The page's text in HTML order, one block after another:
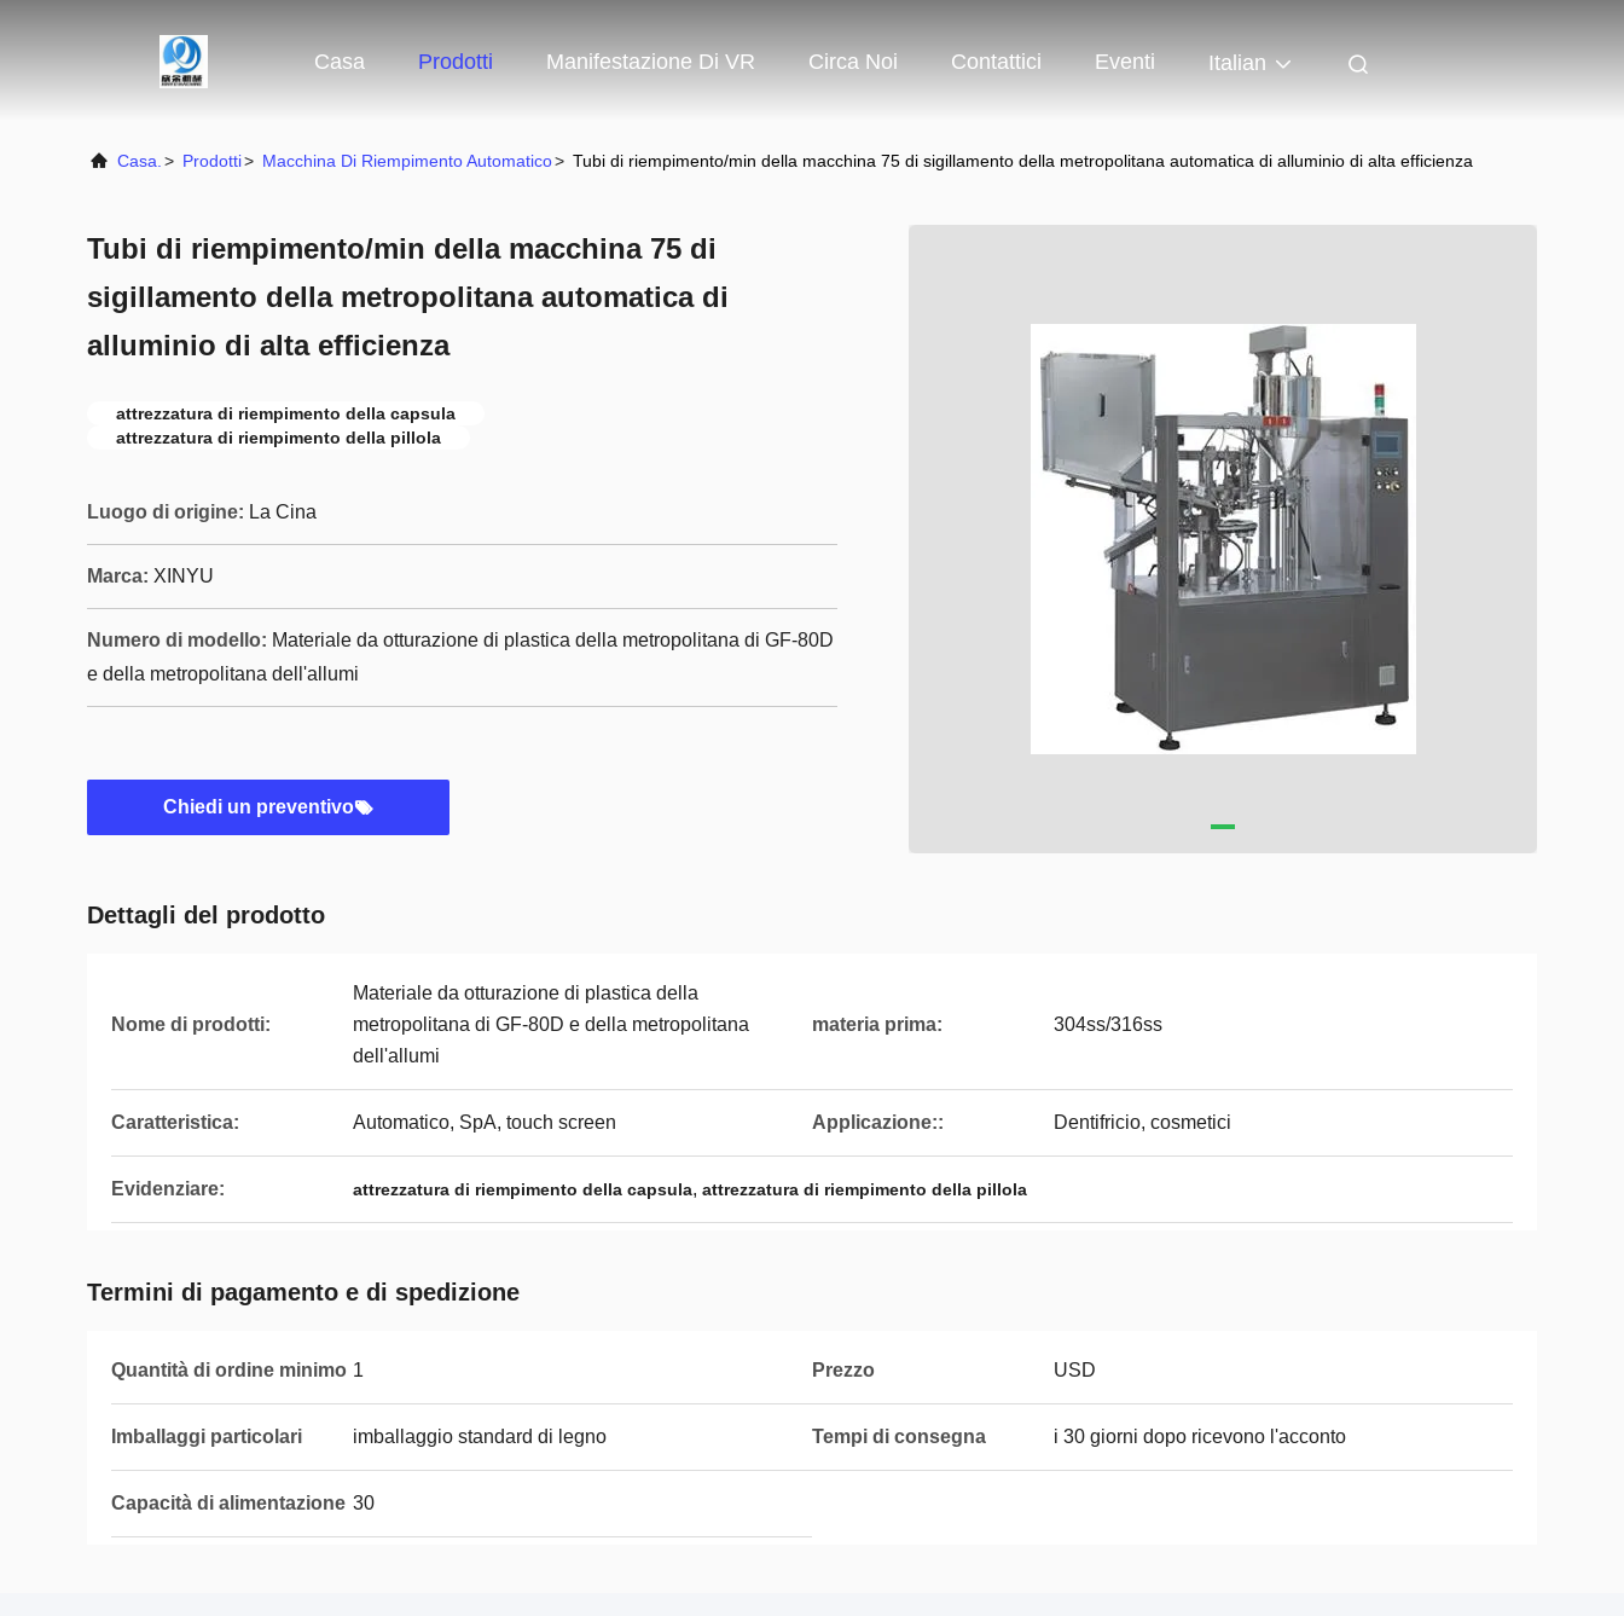
Casa Prodotti Manifestazione Di VR Circa Noi Contattici Eventi Italian
Casa. > Prodotti> Macchina Di Riempimento Automatico> Tubi di riempimento/min della macchina 75 di sigillamento della metropolitana automatica di alluminio di alta efficienza
Tubi di riempimento/min della macchina 75 di
sigillamento della metropolitana automatica di
alluminio di alta efficienza
attrezzatura di riempimento della capsula
attrezzatura di riempimento della pillola
Luogo di origine: La Cina
Marca: XINYU
Numero di modello: Materiale da otturazione di plastica della metropolitana di GF-80D
e della metropolitana dell'allumi
Chiedi un preventivo
Dettagli del prodotto
Nome di prodotti:
Materiale da otturazione di plastica della
metropolitana di GF-80D e della metropolitana
dell'allumi
materia prima: 304ss/316ss
Caratteristica: Automatico, SpA, touch screen Applicazione:: Dentifricio, cosmetici
Evidenziare: attrezzatura di riempimento della capsula, attrezzatura di riempimento della pillola
Termini di pagamento e di spedizione
Quantità di ordine minimo 1 Prezzo USD
Imballaggi particolari imballaggio standard di legno Tempi di consegna i 30 giorni dopo ricevono l'acconto
Capacità di alimentazione 30